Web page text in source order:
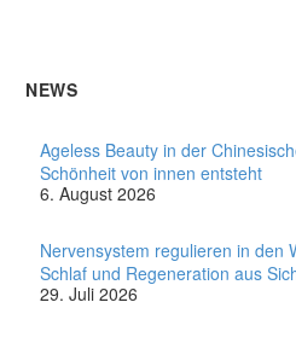
NEWS
Ageless Beauty in der
Schönheit von innen entsteht
6. August 2026
Nervensystem regulieren in den
Schlaf und Regeneration aus
29. Juli 2026